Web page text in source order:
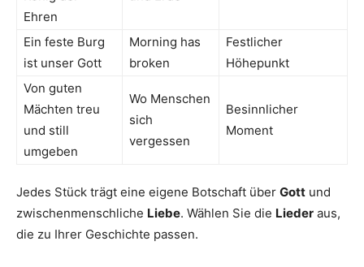
Ehren
Ein feste Burg
ist unser Gott
Morning has
broken
Festlicher
Höhepunkt
Von guten
Mächten treu
und still
umgeben
Wo Menschen
sich
vergessen
Besinnlicher
Moment
Jedes Stück trägt eine eigene Botschaft über Gott und
zwischenmenschliche Liebe. Wählen Sie die Lieder aus,
die zu Ihrer Geschichte passen.